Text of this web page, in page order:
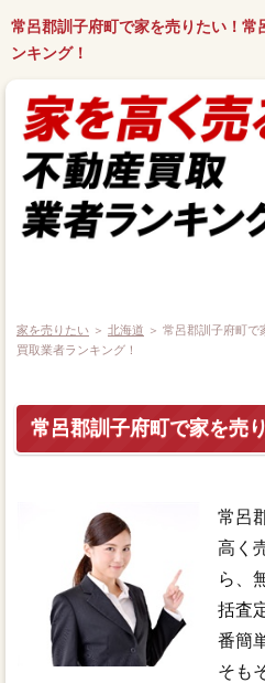
常呂郡訓子府町で家を売りたい！常
ンキング！
家を売りたい ＞ 北海道 ＞ 常呂郡訓子府町
買取業者ランキング！
常呂郡訓子府町で家を売
常呂
高く
ら、
括査
番簡
そも